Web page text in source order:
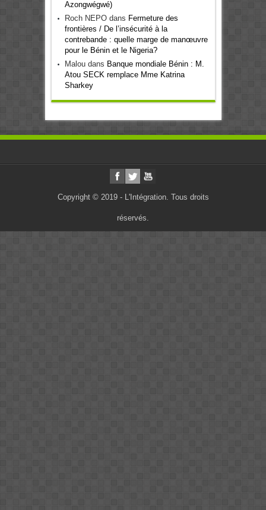
Azongwégwé)
Roch NEPOdans Fermeture des
frontières / De l’insécurité à la
contrebande : quelle marge de manœuvre
pour le Bénin et le Nigeria?
Maloudans Banque mondiale Bénin : M.
Atou SECK remplace Mme Katrina
Sharkey
Copyright © 2019 - L'Intégration. Tous droits
réservés.